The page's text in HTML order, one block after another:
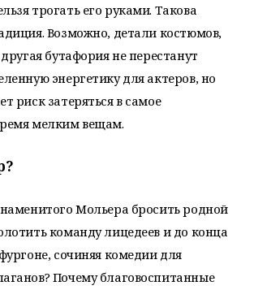
трогать его руками. Такова
Возможно, детали костюмов,
бутафория не перестанут
энергетику для актеров, но
риск затеряться в самое
мелким вещам.
Мольера бросить родной
команду лицедеев и до конца
сочиняя комедии для
Почему благовоспитанные